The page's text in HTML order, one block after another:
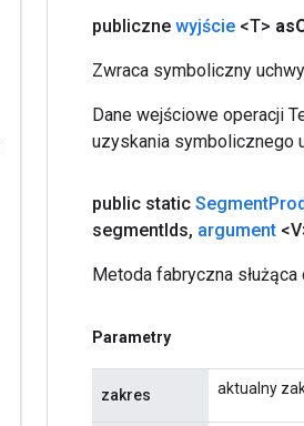
publiczne wyjście <T> as
Zwraca symboliczny
Dane wejściowe operacji
uzyskania symbolicznego
public static Segment
segmentIds, argument
Metoda fabryczna
Parametry
zakres aktualny